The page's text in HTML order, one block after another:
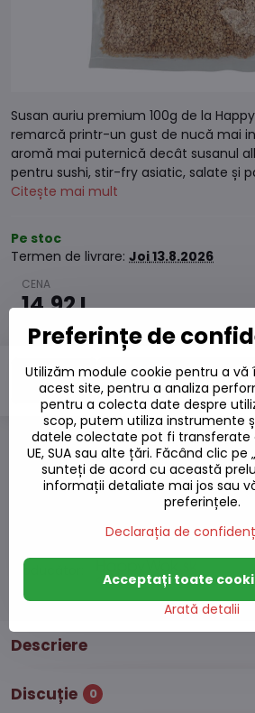
Susan auriu premium 100g de la
remarcă printr-un gust de nucă mai
aromă mai puternică decât susanul
pentru sushi, stir-fry asiatic, salate și
Citește mai mult
Pe stoc
Termen de livrare: Joi13.8.2026
14,92 L
12,33 L excl. TVA
Adaugă la favorite
Adăugați la listă
Watchdog
Număr depozit:S7#SK#P00053#1
Producător:
Descriere
Discuție 0
Preferințe de
Utilizăm module cookie pentru a
acest site, pentru a analiza
pentru a colecta date despre
scop, putem utiliza instrumente
datele colectate pot fi transferate
UE, SUA sau alte țări. Făcând clic
sunteți de acord cu această
informații detaliate mai jos sau
preferințele.
Declarația de
Arată detalii
Acceptați toate